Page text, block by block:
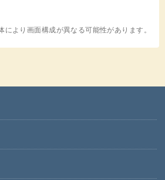
により画面構成が異なる可能性があります。